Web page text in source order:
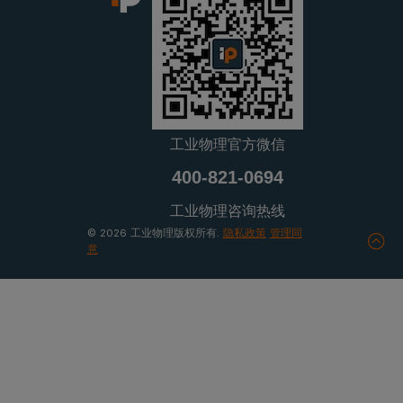
工业物理官方微信
400-821-0694
工业物理咨询热线
© 2026 工业物理版权所有. 隐私政策 管理同
意